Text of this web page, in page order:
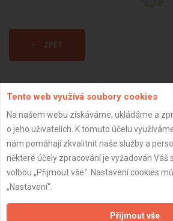
ZPĚT
Důležité
Zásady pro používání
Tento web využívá soubory cookies
Na našem webu získáváme, ukládáme a
o jeho uživatelích. K tomuto účelu
nám pomáhají zkvalitnit naše služby a
některé účely zpracování je vyžadován Váš
volbou „Přijmout vše“. Nastavení cookies
„Nastavení“.
Přijmout vše